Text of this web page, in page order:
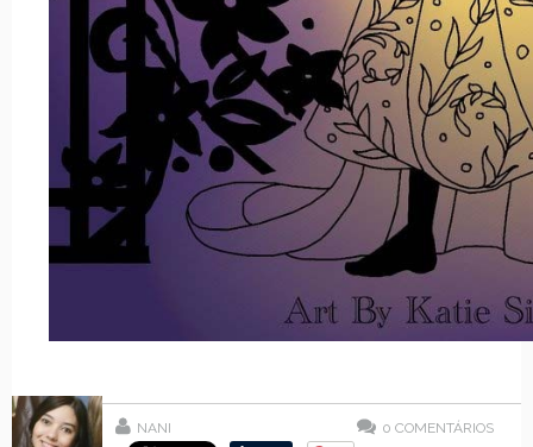
NANI 0 COMENTÁRIOS